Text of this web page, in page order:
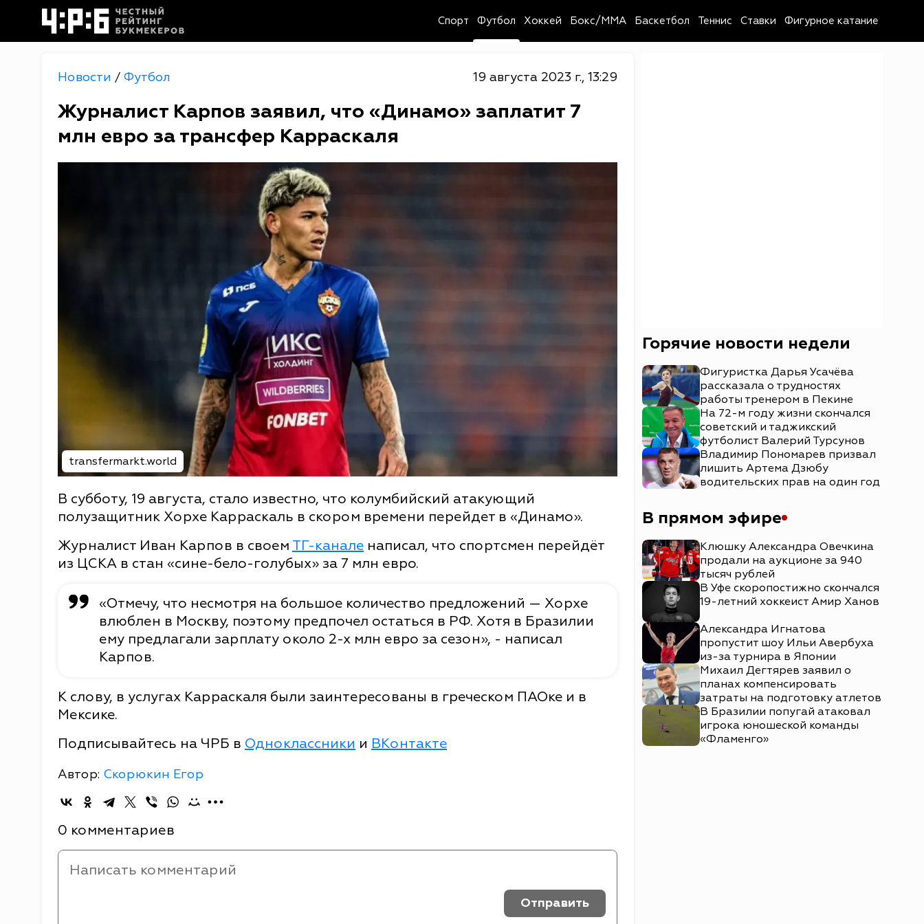
Спорт Футбол Хоккей Бокс/MMA Баскетбол Теннис Ставки Фигурное катание
Новости / Футбол 19 августа 2023 г., 13:29
Журналист Карпов заявил, что «Динамо» заплатит 7
млн евро за трансфер Карраскаля
transfermarkt.world
В субботу, 19 августа, стало известно, что колумбийский атакующий
полузащитник Хорхе Карраскаль в скором времени перейдет в «Динамо».
Журналист Иван Карпов в своем ТГ-канале написал, что спортсмен перейдёт
из ЦСКА в стан «сине-бело-голубых» за 7 млн евро.
«Отмечу, что несмотря на большое количество предложений — Хорхе
влюблен в Москву, поэтому предпочел остаться в РФ. Хотя в Бразилии
ему предлагали зарплату около 2-х млн евро за сезон», - написал
Карпов.
К слову, в услугах Карраскаля были заинтересованы в греческом ПАОке и в
Мексике.
Подписывайтесь на ЧРБ в Одноклассники и ВКонтакте
Автор: Скорюкин Егор
0 комментариев
Отправить
Горячие новости недели
Фигуристка Дарья Усачёва
рассказала о трудностях
работы тренером в Пекине
На 72-м году жизни скончался
советский и таджикский
футболист Валерий Турсунов
Владимир Пономарев призвал
лишить Артема Дзюбу
водительских прав на один год
В прямом эфире
Клюшку Александра Овечкина
продали на аукционе за 940
тысяч рублей
В Уфе скоропостижно скончался
19-летний хоккеист Амир Ханов
Александра Игнатова
пропустит шоу Ильи Авербуха
из-за турнира в Японии
Михаил Дегтярев заявил о
планах компенсировать
затраты на подготовку атлетов
В Бразилии попугай атаковал
игрока юношеской команды
«Фламенго»